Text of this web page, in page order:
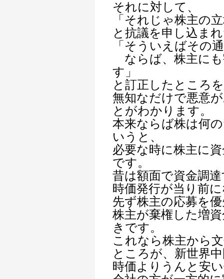
それに対して、
「それじゃ株主の
と抗議を申し込ま
「そういえばその
ならば、株主に
す」
と訂正したところ
無知なだけで悪意
とがわかります。
本来ならば株は何
いうと、
必要な時に株主に
です。
昔は額面で資金調
時価発行が当り前
先ず株主の応募を
株主が棄権した増
きです。
これなら株主から
ところが、新世界
時価よりうんと安